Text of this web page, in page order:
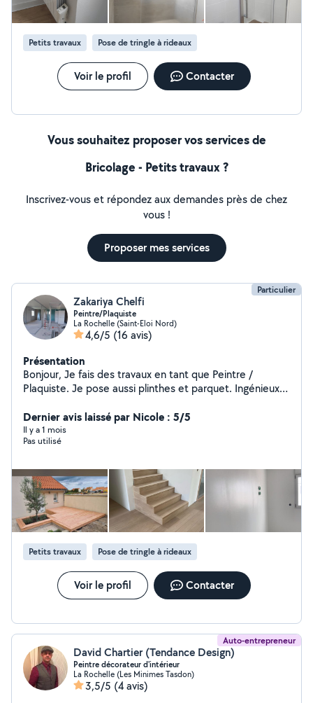
Petits travaux Pose de tringle à rideaux
Voir le profil Contacter
Vous souhaitez proposer vos services de
Bricolage - Petits travaux ?
Inscrivez-vous et répondez aux demandes près de chez
vous !
Proposer mes services
Particulier
Zakariya Chelfi
Peintre/Plaquiste
La Rochelle (Saint-Eloi Nord)
4,6/5 (16 avis)
Présentation
Bonjour, Je fais des travaux en tant que Peintre /
Plaquiste. Je pose aussi plinthes et parquet. Ingénieux,
d'aménagement (poser des meubles, créer un
dressing), réparer un mur (boucher des trous, enduit,
peinture). Vous pouvez me contacter pour plus
Dernier avis laissé par Nicole : 5/5
Il y a 1 mois
Pas utilisé
Petits travaux Pose de tringle à rideaux
Voir le profil Contacter
Auto-entrepreneur
David Chartier (Tendance Design)
Peintre décorateur d'intérieur
La Rochelle (Les Minimes Tasdon)
3,5/5 (4 avis)